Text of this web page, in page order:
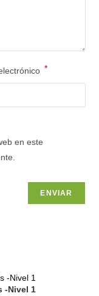
*
en este
-Nivel 1